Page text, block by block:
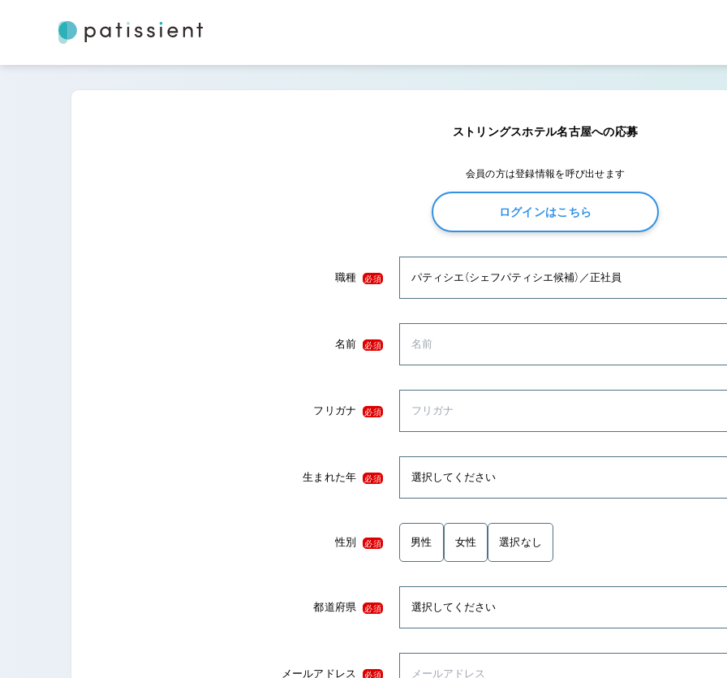
ストリングスホテル名古屋への応募
会員の方は登録情報を呼び出せます
ログインはこちら
職種 必須
名前 必須
フリガナ 必須
生まれた年 必須
性別 必須 男性 女性 選択なし
都道府県 必須
メールアドレス 必須